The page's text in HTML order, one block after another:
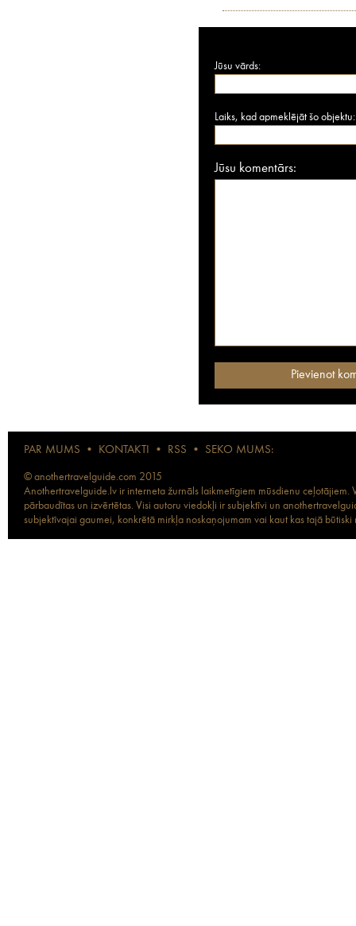
Jūsu vārds:
Laiks, kad apmeklējāt šo objektu:
Jūsu komentārs:
PAR MUMS • KONTAKTI • RSS • SEKO MUMS:
© anothertravelguide.com 2015
Anothertravelguide.lv ir interneta žurnāls laikmetīgiem mūsdienu
pārbaudītas un izvērtētas. Visi autoru viedokļi ir subjektīvi un
subjektīvajai gaumei, konkrētā mirkļa noskaņojumam vai kaut kas tajā